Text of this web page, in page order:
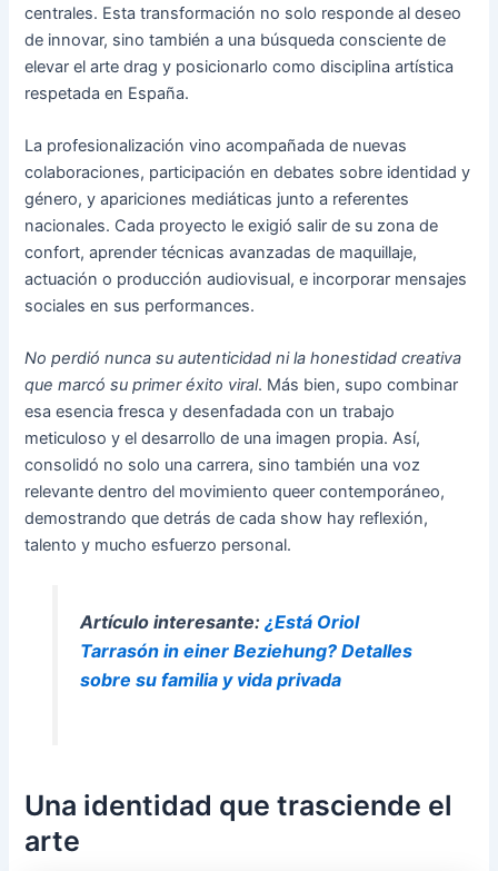
centrales. Esta transformación no solo responde al deseo
de innovar, sino también a una búsqueda consciente de
elevar el arte drag y posicionarlo como disciplina artística
respetada en España.
La profesionalización vino acompañada de nuevas
colaboraciones, participación en debates sobre identidad y
género, y apariciones mediáticas junto a referentes
nacionales. Cada proyecto le exigió salir de su zona de
confort, aprender técnicas avanzadas de maquillaje,
actuación o producción audiovisual, e incorporar mensajes
sociales en sus performances.
No perdió nunca su autenticidad ni la honestidad creativa
que marcó su primer éxito viral. Más bien, supo combinar
esa esencia fresca y desenfadada con un trabajo
meticuloso y el desarrollo de una imagen propia. Así,
consolidó no solo una carrera, sino también una voz
relevante dentro del movimiento queer contemporáneo,
demostrando que detrás de cada show hay reflexión,
talento y mucho esfuerzo personal.
Artículo interesante: ¿Está Oriol
Tarrasón in einer Beziehung? Detalles
sobre su familia y vida privada
Una identidad que trasciende el
arte